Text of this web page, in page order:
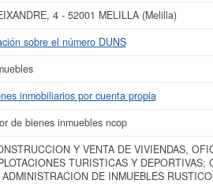
Y ALQUILERES MELILLENSES S.L.
S.L. y consultar los resultados de sus años
resultados disponibles.
de empresa se ha realizado el 08/05/2022.
4 - 52001 MELILLA (Melilla)
sobre el número DUNS
inmobiliarios por cuenta propia
de bienes inmuebles ncop
Y VENTA DE VIVIENDAS,
TURISTICAS Y DEPORTIVAS;
DE INMUEBLES